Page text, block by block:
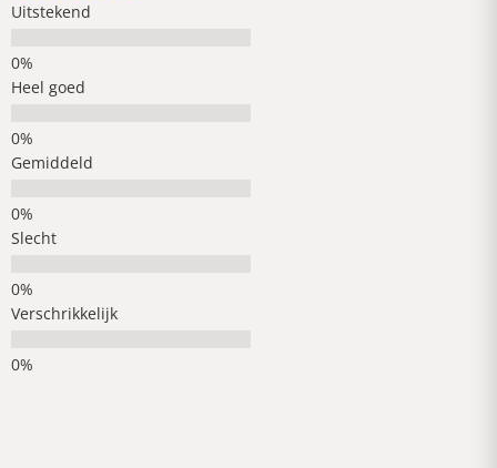
Uitstekend
Heel goed
Gemiddeld
Slecht
Verschrikkelijk